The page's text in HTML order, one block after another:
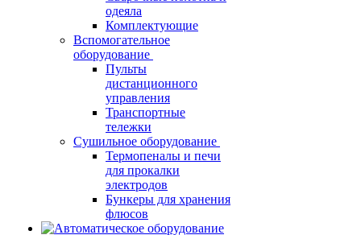
одеяла
Комплектующие
Вспомогательное
оборудование
Пульты
дистанционного
управления
Транспортные
тележки
Сушильное оборудование
Термопеналы и печи
для прокалки
электродов
Бункеры для хранения
флюсов